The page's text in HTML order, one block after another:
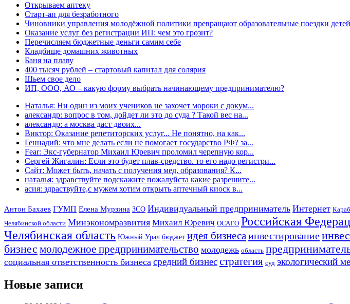
Открываем аптеку
Старт-ап для безработного
Чиновники управления молодёжной политики превращают образовательные поездки
Оказание услуг без регистрации ИП: чем это грозит?
Перечисляем бюджетные деньги самим себе
Кладбище домашних животных
Баня на плаву
400 тысяч рублей – стартовый капитал для солярия
Шьем свое дело
ИП, ООО, АО – какую форму выбрать начинающему предпринимателю?
Наталья: Ни один из моих учеников не захочет мороки с докум...
александр: вопрос в том, дойдет ли это до суда ? Такой вес на...
александр: а москва даст двоих...
Виктор: Оказание репетиторских услуг... Не понятно, на как...
Геннадий: что мне делать если не помогает государство РФ? за...
Fear: Экс-губернатор Михаил Юревич проломил черепную кор...
Сергей Жигалин: Если это будет плав-средство. то его надо регистри...
Сайт: Может быть, начать с получения мед. образования? К...
наталья: здравствуйте подскажите пожалуйста какие разрешите...
асия: здраствуйте,с мужем хотим открыть аптечный киоск в...
Антон Бахаев ГУМП Елена Мурзина ЗСО Индивидуальный предприниматель Интернет
Челябинской области Минэкономразвития Михаил Юревич ОСАГО Российская
Челябинская область Южный Урал бюджет идея бизнеса инвестирование
бизнес молодежное предпринимательство молодежь область
социальная ответственность бизнеса средний бизнесстратегия суд экологический
Новые записи